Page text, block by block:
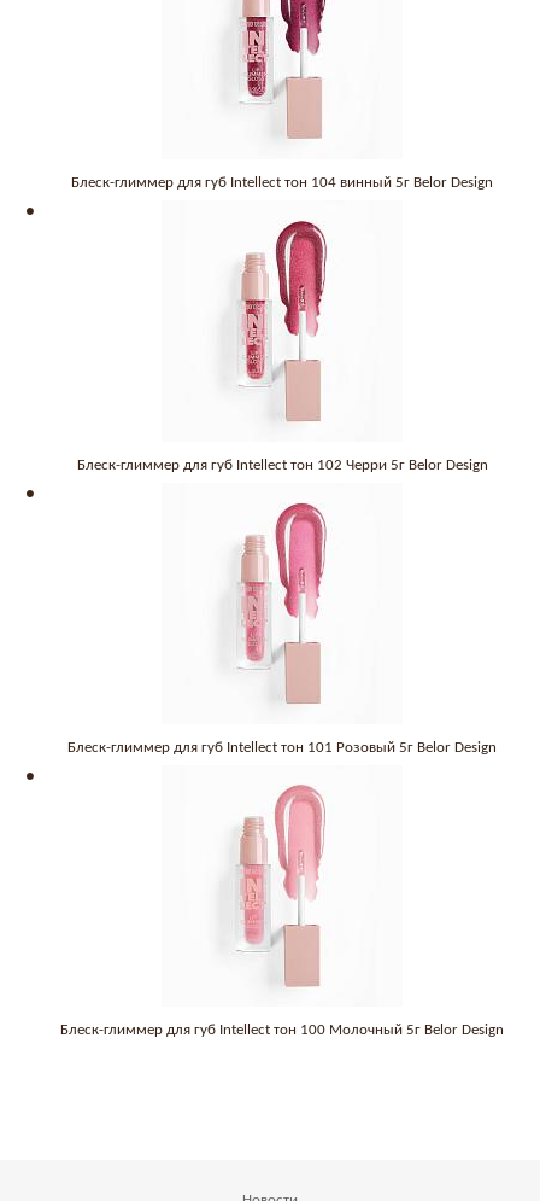
Блеск-глиммер для губ Intellect тон 104 винный 5г Belor Design
Блеск-глиммер для губ Intellect тон 102 Черри 5г Belor Design
Блеск-глиммер для губ Intellect тон 101 Розовый 5г Belor Design
Блеск-глиммер для губ Intellect тон 100 Молочный 5г Belor Design